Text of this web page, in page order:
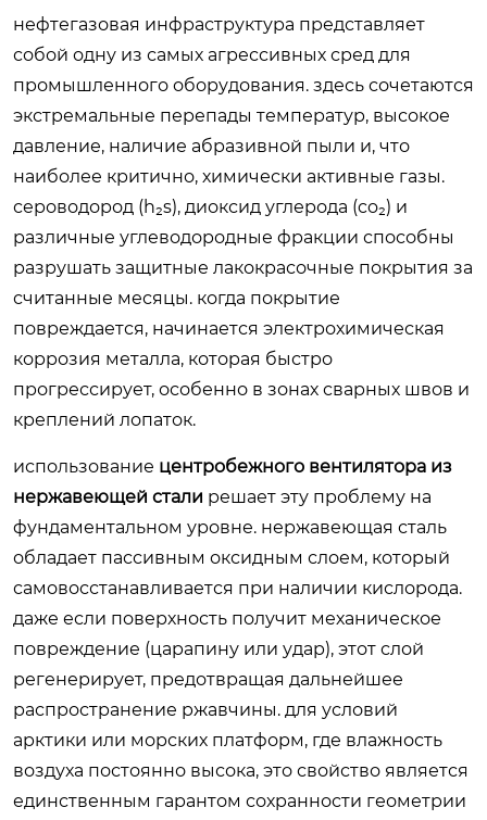
нефтегазовая инфраструктура представляет
собой одну из самых агрессивных сред для
промышленного оборудования. здесь сочетаются
экстремальные перепады температур, высокое
давление, наличие абразивной пыли и, что
наиболее критично, химически активные газы.
сероводород (h₂s), диоксид углерода (co₂) и
различные углеводородные фракции способны
разрушать защитные лакокрасочные покрытия за
считанные месяцы. когда покрытие
повреждается, начинается электрохимическая
коррозия металла, которая быстро
прогрессирует, особенно в зонах сварных швов и
креплений лопаток.
использование центробежного вентилятора из
нержавеющей стали решает эту проблему на
фундаментальном уровне. нержавеющая сталь
обладает пассивным оксидным слоем, который
самовосстанавливается при наличии кислорода.
даже если поверхность получит механическое
повреждение (царапину или удар), этот слой
регенерирует, предотвращая дальнейшее
распространение ржавчины. для условий
арктики или морских платформ, где влажность
воздуха постоянно высока, это свойство является
единственным гарантом сохранности геометрии